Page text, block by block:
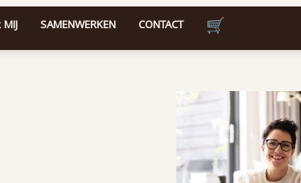
SAMENWERKEN CONTACT